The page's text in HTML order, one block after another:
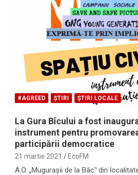
#AGREED ȘTIRI ȘTIRI LOCALE
La Gura Bîcului a fost
instrument pentru
participării democratice
21 martie 2021 EcoFM
A.O. „Mugurașii de la Bâcʺ din